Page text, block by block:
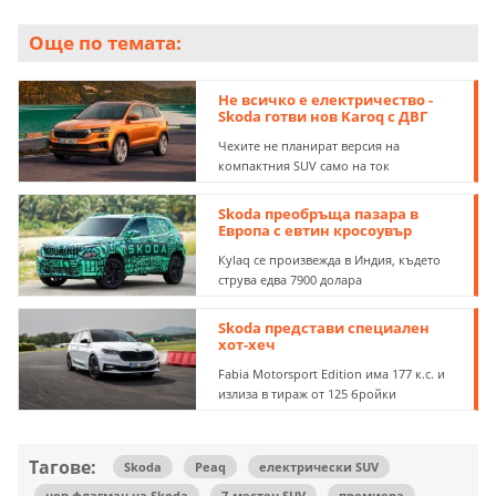
Още по темата:
Не всичко е електричество -
Skoda готви нов Karoq с ДВГ
Чехите не планират версия на
компактния SUV само на ток
Skoda преобръща пазара в
Европа с евтин кросоувър
Кylaq се произвежда в Индия, където
струва едва 7900 долара
Skoda представи специален
хот-хеч
Fabia Motorsport Edition има 177 к.с. и
излиза в тираж от 125 бройки
Тагове: Skoda Peaq
електрически SUV